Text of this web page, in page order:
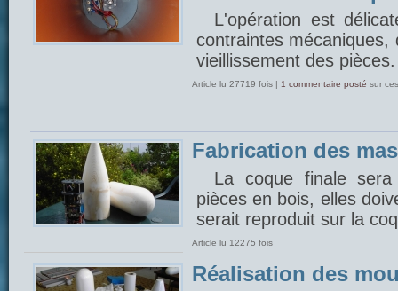
L'opération est
contraintes
vieillissement des pièces.
Article lu 27719 fois | 1 commentaire posté sur
Fabrication des
La coque finale
pièces en bois, elles
serait reproduit sur la
Article lu 12275 fois
Réalisation des